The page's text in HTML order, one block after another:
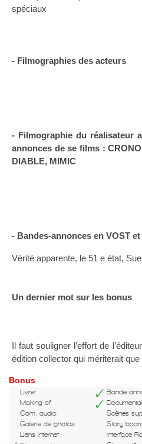
spéciaux
- Filmographies des acteurs
- Filmographie du réalisateur
annonces de se films :
DIABLE, MIMIC
- Bandes-annonces en VOST et
Vérité apparente, le 51 e état,
Un dernier mot sur les bonus
Il faut souligner l’effort de
édition collector qui mériterait que
Bonus
Livret Bande
Making of
Com. audio
Scènes sup
Galerie de photos
Story
Liens internet
Interface